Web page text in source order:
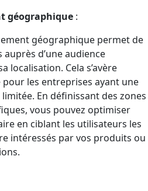
géographique :
géographique permet de
d’une audience
localisation. Cela s’avère
les entreprises ayant une
En définissant des zones
vous pouvez optimiser
en ciblant les utilisateurs les
intéressés par vos produits ou